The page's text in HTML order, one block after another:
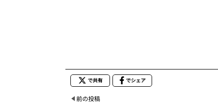
で共有 でシェア
前の投稿